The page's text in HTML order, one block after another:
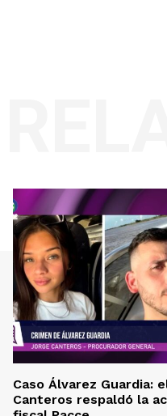
Caso Álvarez Guardia:
Canteros respaldó la